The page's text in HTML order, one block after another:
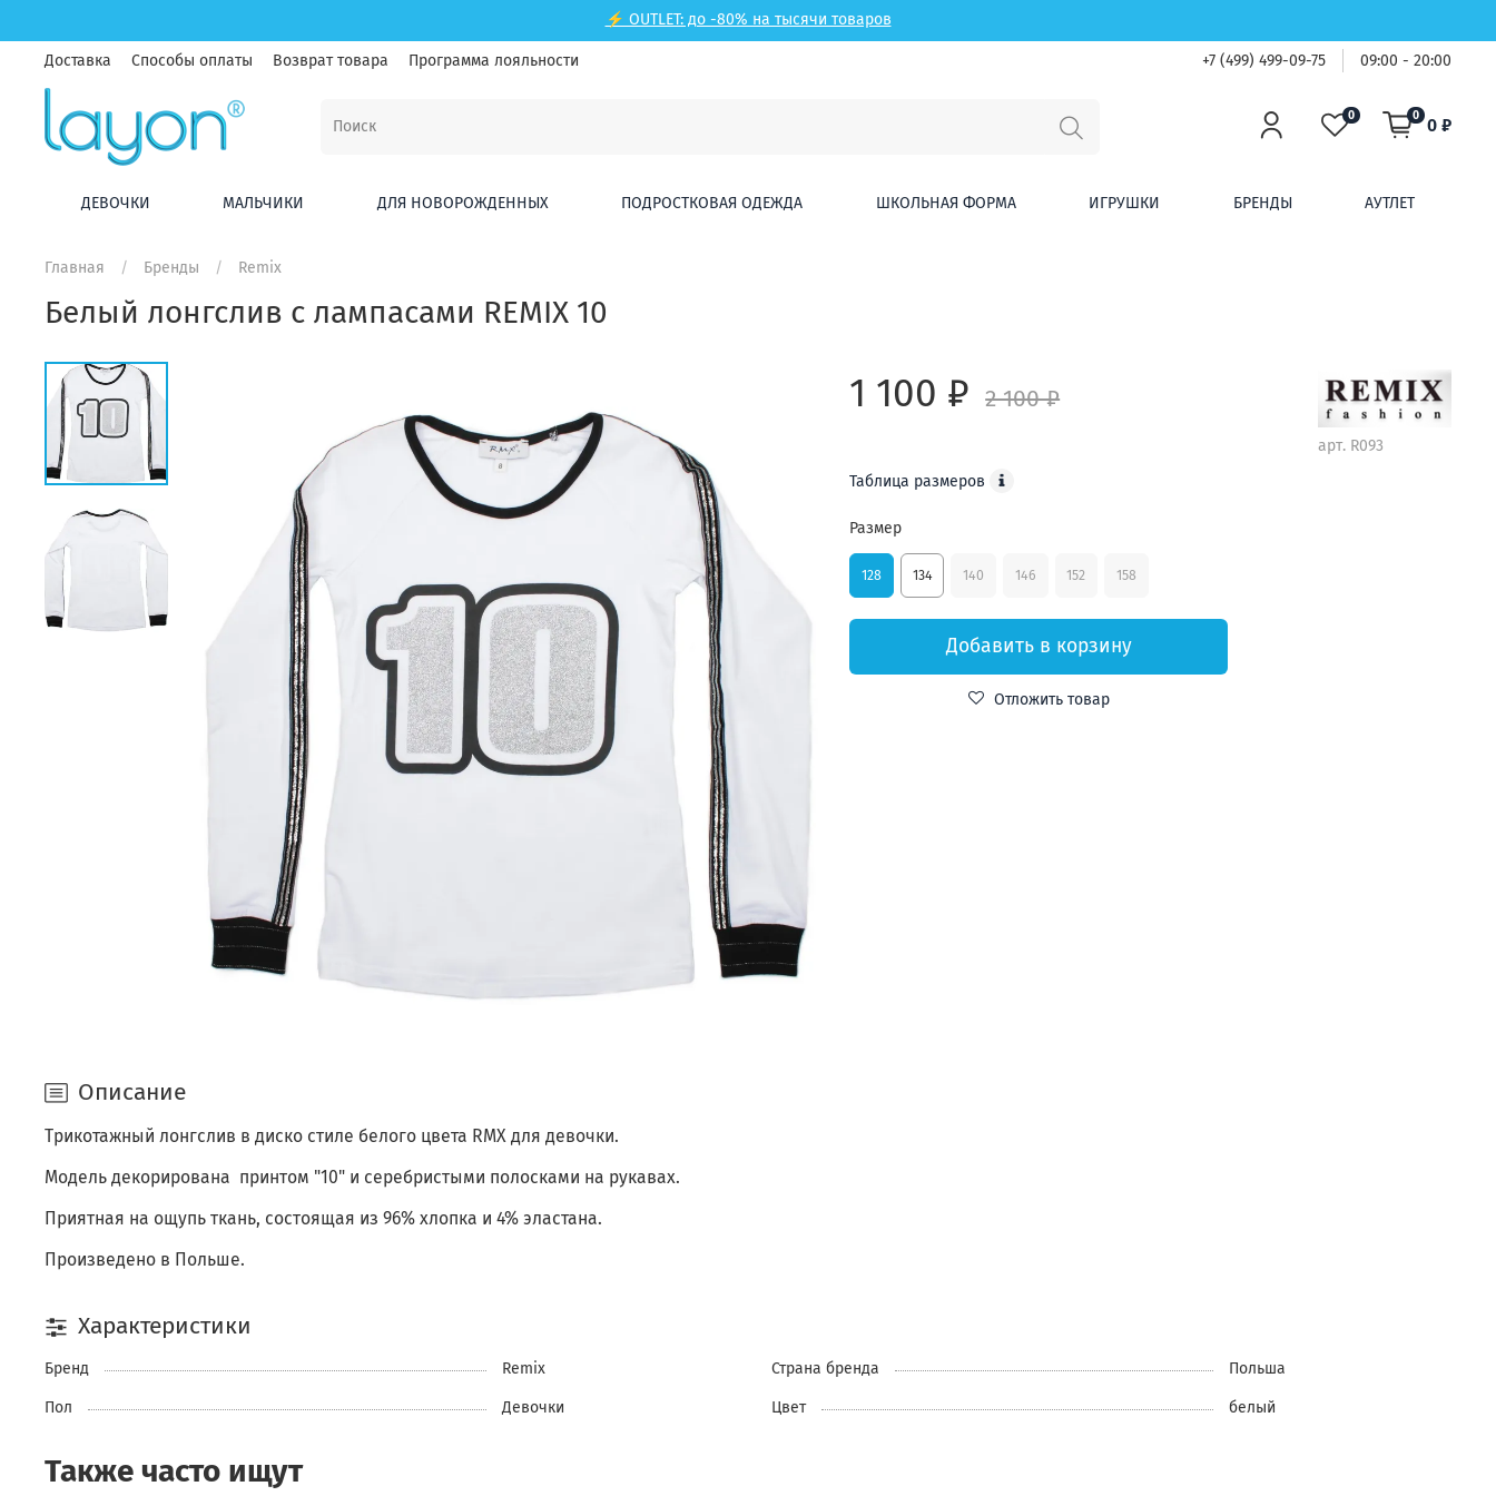
⚡ OUTLET: до -80% на тысячи товаров
Доставка Способы оплаты Возврат товара Программа лояльности +7 (499) 499-09-75 09:00 - 20:00
0 0 0 ₽
ДЕВОЧКИ МАЛЬЧИКИ ДЛЯ НОВОРОЖДЕННЫХ ПОДРОСТКОВАЯ ОДЕЖДА ШКОЛЬНАЯ ФОРМА ИГРУШКИ БРЕНДЫ АУТЛЕТ
Главная Бренды Remix
Белый лонгслив с лампасами REMIX 10
1 100 ₽ 2 100 ₽
арт. R093
Таблица размеров
Размер
128 134 140 146 152 158
Добавить в корзину
Отложить товар
Описание
Трикотажный лонгслив в диско стиле белого цвета RMX для девочки.
Модель декорирована принтом "10" и серебристыми полосками на рукавах.
Приятная на ощупь ткань, состоящая из 96% хлопка и 4% эластана.
Произведено в Польше.
Характеристики
Бренд Remix Страна бренда Польша
Пол Девочки Цвет белый
Также часто ищут